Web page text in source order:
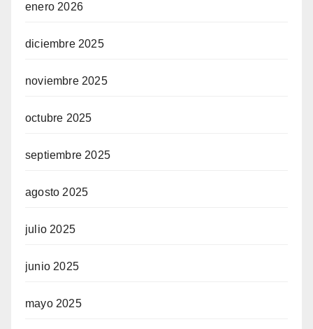
enero 2026
diciembre 2025
noviembre 2025
octubre 2025
septiembre 2025
agosto 2025
julio 2025
junio 2025
mayo 2025